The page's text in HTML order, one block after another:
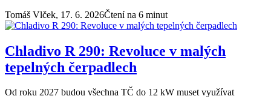
Tomáš Vlček, 17. 6. 2026Čtení na 6 minut
Chladivo R 290: Revoluce v malých
tepelných čerpadlech
Od roku 2027 budou všechna TČ do 12 kW muset využívat